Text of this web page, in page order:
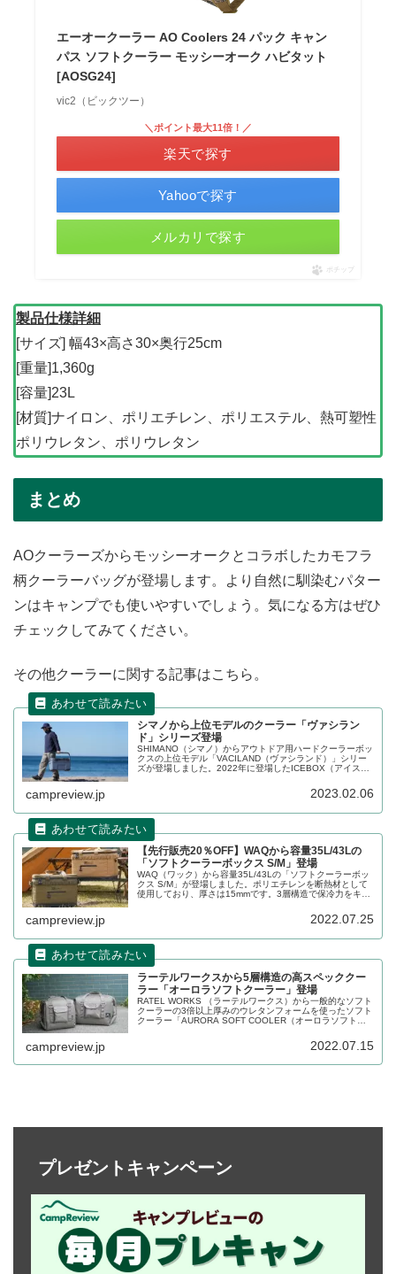
エーオークーラー AO Coolers 24 パック キャン
パス ソフトクーラー モッシーオーク ハビタット
[AOSG24]
vic2（ビックツー）
＼ポイント最大11倍！／
楽天で探す
Yahooで探す
メルカリで探す
ポチップ
製品仕様詳細
[サイズ] 幅43×高さ30×奥行25cm
[重量]1,360g
[容量]23L
[材質]ナイロン、ポリエチレン、ポリエステル、熱可塑性
ポリウレタン、ポリウレタン
まとめ
AOクーラーズからモッシーオークとコラボしたカモフラ
柄クーラーバッグが登場します。より自然に馴染むパター
ンはキャンプでも使いやすいでしょう。気になる方はぜひ
チェックしてみてください。
その他クーラーに関する記事はこちら。
シマノから上位モデルのクーラー「ヴァシラン
ド」シリーズ登場
SHIMANO（シマノ）からアウトドア用ハードクーラーボッ
クスの上位モデル「VACILAND（ヴァシランド）」シリー
ズが登場しました。2022年に登場したICEBOX（アイスボ
campreview.jp 2023.02.06
【先行販売20％OFF】WAQから容量35L/43Lの
「ソフトクーラーボックス S/M」登場
WAQ（ワック）から容量35L/43Lの「ソフトクーラーボッ
クス S/M」が登場しました。ポリエチレンを断熱材として
使用しており、厚さは15mmです。3層構造で保冷力をキー
campreview.jp 2022.07.25
ラーテルワークスから5層構造の高スペッククー
ラー「オーロラソフトクーラー」登場
RATEL WORKS （ラーテルワークス）から一般的なソフト
クーラーの3倍以上厚みのウレタンフォームを使ったソフト
クーラー「AURORA SOFT COOLER（オーロラソフトク
高い保冷力を発揮します。詳細をレビューします。
campreview.jp 2022.07.15
プレゼントキャンペーン